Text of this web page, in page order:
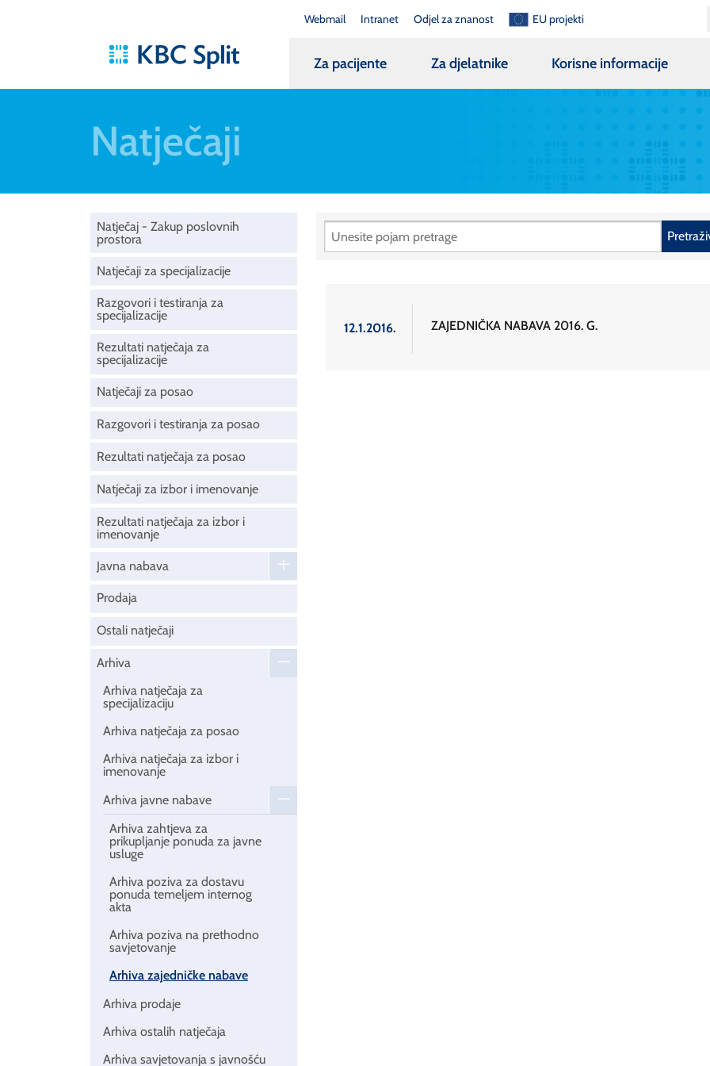
Webmail Intranet Odjel za znanost EU projekti
Za pacijente Za djelatnike Korisne informacije
Natječaji
Natječaj - Zakup poslovnih
prostora
Natječaji za specijalizacije
Razgovori i testiranja za
specijalizacije
Rezultati natječaja za
specijalizacije
Natječaji za posao
Razgovori i testiranja za posao
Rezultati natječaja za posao
Natječaji za izbor i imenovanje
Rezultati natječaja za izbor i
imenovanje
Javna nabava
Prodaja
Ostali natječaji
Arhiva
Arhiva natječaja za
specijalizaciju
Arhiva natječaja za posao
Arhiva natječaja za izbor i
imenovanje
Arhiva javne nabave
Arhiva zahtjeva za
prikupljanje ponuda za javne
usluge
Arhiva poziva za dostavu
ponuda temeljem internog
akta
Arhiva poziva na prethodno
savjetovanje
Arhiva zajedničke nabave
Arhiva prodaje
Arhiva ostalih natječaja
Arhiva savjetovanja s javnošću
12.1.2016. ZAJEDNIČKA NABAVA 2016. G.